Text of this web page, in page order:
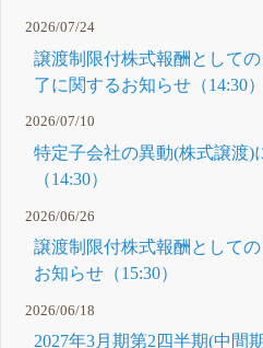
2026/07/24
譲渡制限付株式報酬として
了に関するお知らせ（14:30）
2026/07/10
特定子会社の異動(株式譲渡)
（14:30）
2026/06/26
譲渡制限付株式報酬として
お知らせ（15:30）
2026/06/18
2027年3月期第2四半期(中間